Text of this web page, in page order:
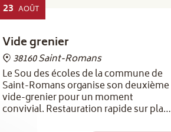
23 AOÛT
Vide grenier
38160 Saint-Romans
Le Sou des écoles de la commune de
Saint-Romans organise son deuxième
vide-grenier pour un moment
convivial. Restauration rapide sur place